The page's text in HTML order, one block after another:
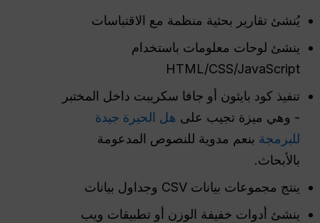
يُنشئ تقارير بحثية منظمة مع الاقتباسات
ينشئ لوحات معلومات باستخدام
HTML/CSS/JavaScript
تنفيذ كود بايثون أو جافا سكريبت داخل المختبر
- وهي ميزة تجيب على هل الحيرة جيدة
للبرمجة بنعم مدوية للنصوص المدعومة
بالأبحاث.
ينتج مجموعات بيانات CSV وجداول بيانات
ينشئ أدوات خفيفة الوزن أو تطبيقات ويب